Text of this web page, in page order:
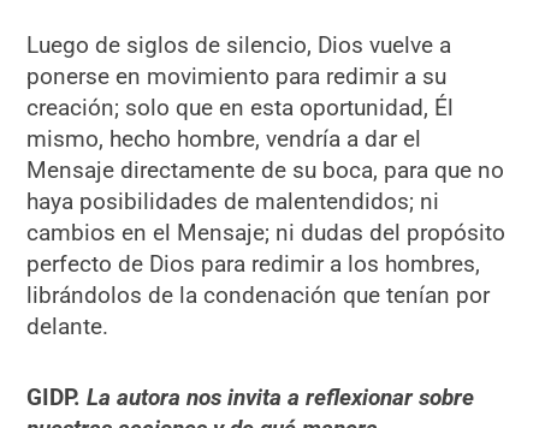
Luego de siglos de silencio, Dios vuelve a
ponerse en movimiento para redimir a su
creación; solo que en esta oportunidad, Él
mismo, hecho hombre, vendría a dar el
Mensaje directamente de su boca, para que no
haya posibilidades de malentendidos; ni
cambios en el Mensaje; ni dudas del propósito
perfecto de Dios para redimir a los hombres,
librándolos de la condenación que tenían por
delante.
GIDP.La autora nos invita a reflexionar sobre